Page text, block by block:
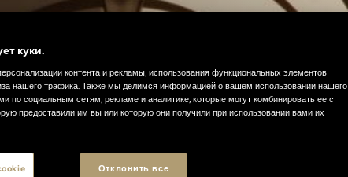
куки.
контента и рекламы, использования функциональных элементов
нашего трафика. Также мы делимся информацией о вашем использовании нашего
по социальным сетям, рекламе и аналитике, которые могут комбинировать ее с
предоставили им вы или которую они получили при использовании вами их
Отклонить все